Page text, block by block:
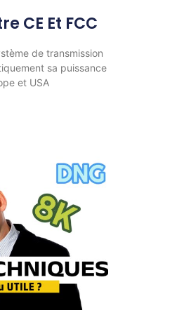
CE Et FCC
de transmission
sa puissance
et USA